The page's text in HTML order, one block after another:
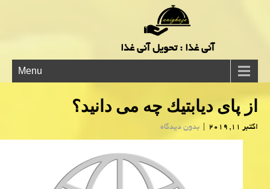
آنی غذا : تحویل آنی غذا
Menu
از پای دیابتیك چه می دانید؟
اکتبر 11, 2019 | بدون دیدگاه